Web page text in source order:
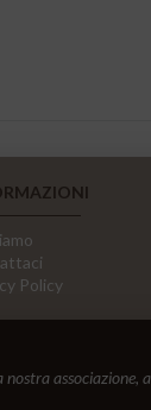
Policy
associazione,